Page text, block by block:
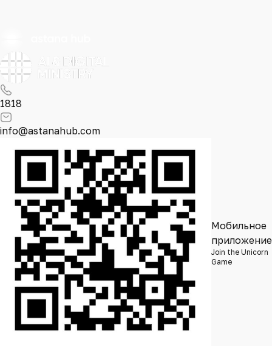
1818
info@astanahub.com
Мобильное
приложение
Join the Unicorn
Game